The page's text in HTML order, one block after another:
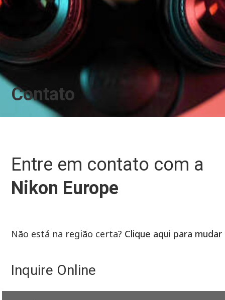
Contato
Entre em contato com a
Nikon Europe
Não está na região certa? Clique aqui para mudar
Inquire Online